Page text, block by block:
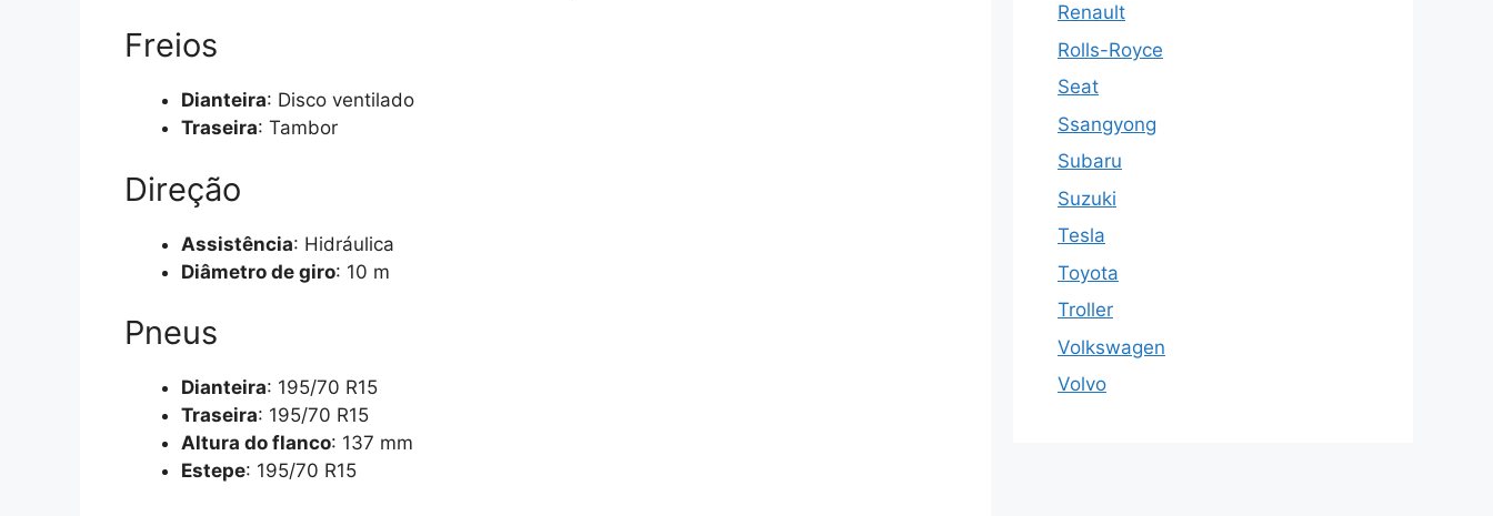
Freios
Dianteira: Disco ventilado
Traseira: Tambor
Direção
Assistência: Hidráulica
Diâmetro de giro: 10 m
Pneus
Dianteira: 195/70 R15
Traseira: 195/70 R15
Altura do flanco: 137 mm
Estepe: 195/70 R15
Renault
Rolls-Royce
Seat
Ssangyong
Subaru
Suzuki
Tesla
Toyota
Troller
Volkswagen
Volvo